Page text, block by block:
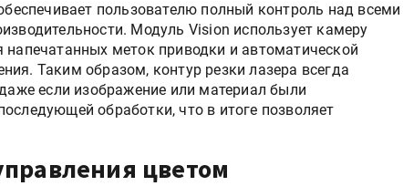
пользователю полный контроль над всеми
Модуль Vision использует камеру
меток приводки и автоматической
Таким образом, контур резки лазера всегда
если изображение или материал были
обработки, что в итоге позволяет
цветом
за идеями,
Росприроднадзор запускает
«Калькулятор утилизации»